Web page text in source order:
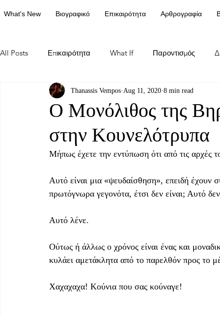
What's New Βιογραφικό Επικαιρότητα Αρθρογραφία
All Posts Επικαιρότητα What If Παροντισμός
Ο Μονόλιθος της
στην Κουνελότρυπα
Thanassis Vempos Aug 11, 2020 8 min read
Μήπως έχετε την εντύπωση ότι από τις αρχές
Αυτό είναι μια «ψευδαίσθηση», επειδή
πρωτόγνωρα γεγονότα, έτσι δεν είναι; Αυτό
Αυτό λένε.
Ούτως ή άλλως ο χρόνος είναι ένας και
κυλάει αμετάκλητα από το παρελθόν προς το
Χαχαχαχα! Κούνια που σας κούναγε!